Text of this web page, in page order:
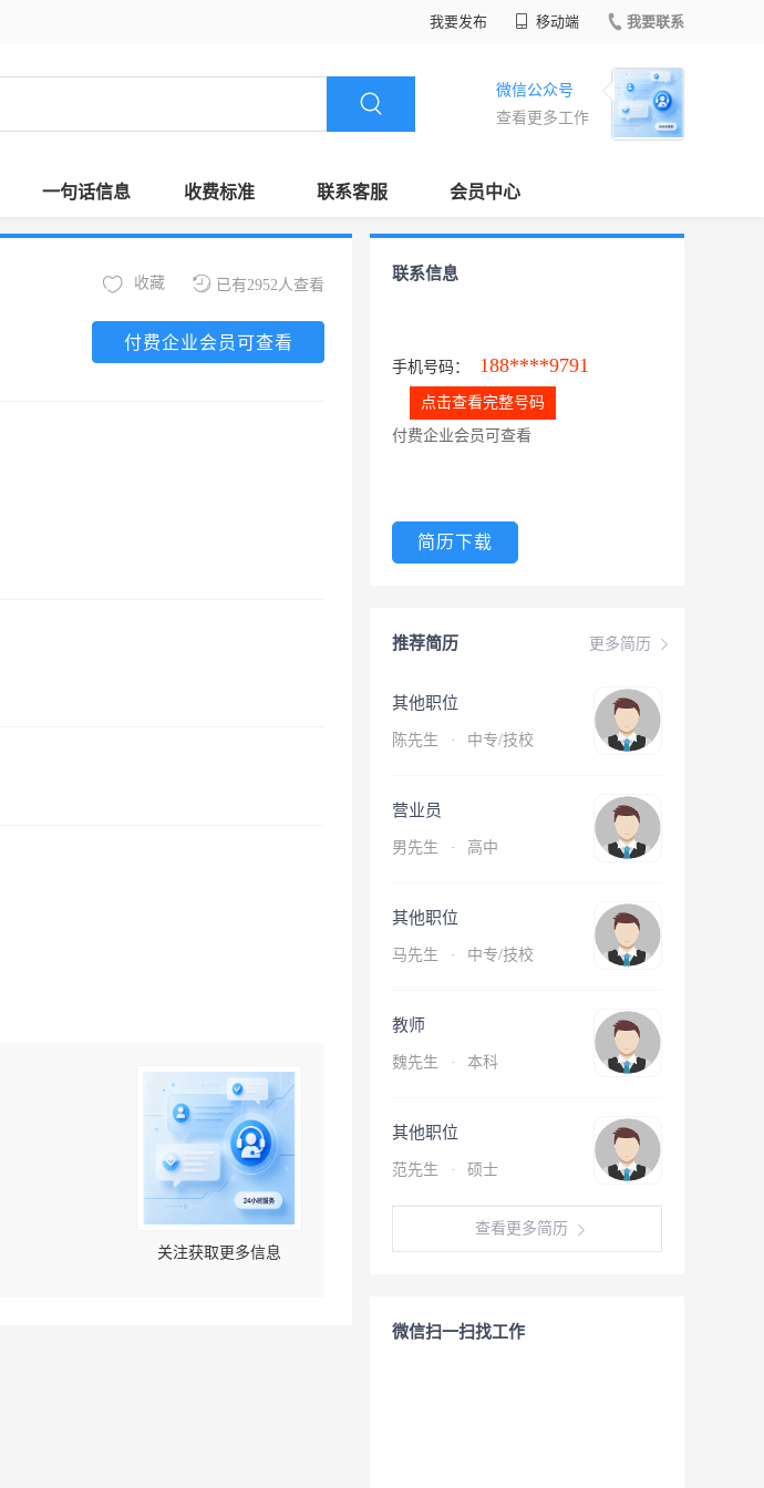
我要发布 移动端 我要联系
微信公众号
查看更多工作
一句话信息 收费标准 联系客服 会员中心
已有2952人查看
收藏
付费企业会员可查看
关注获取更多信息
联系信息
手机号码： 188****9791
点击查看完整号码
付费企业会员可查看
简历下载
更多简历
推荐简历
其他职位
陈先生 · 中专/技校
营业员
男先生 · 高中
其他职位
马先生 · 中专/技校
教师
魏先生 · 本科
其他职位
范先生 · 硕士
查看更多简历
微信扫一扫找工作